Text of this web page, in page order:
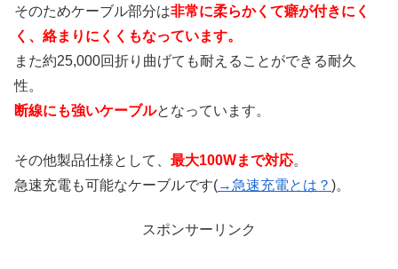
そのためケーブル部分は非常に柔らかくて癖が付きにく
く、絡まりにくくもなっています。
また約25,000回折り曲げても耐えることができる耐久
性。
断線にも強いケーブルとなっています。
その他製品仕様として、 最大100Wまで対応。
急速充電も可能なケーブルです(→急速充電とは？ )。
スポンサーリンク